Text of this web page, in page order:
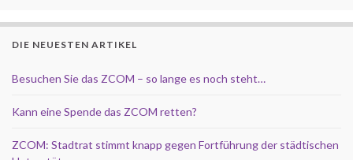
DIE NEUESTEN ARTIKEL
Besuchen Sie das ZCOM – so lange es noch steht…
Kann eine Spende das ZCOM retten?
ZCOM: Stadtrat stimmt knapp gegen Fortführung der städtischen